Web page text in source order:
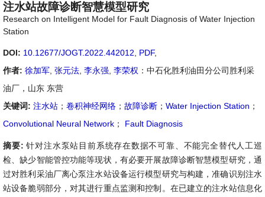
注水站故障诊断智慧模型研究
Research on Intelligent Model for Fault Diagnosis of Water Injection
Station
DOI: 10.12677/JOGT.2022.442012 PDF,
作者: 徐加军 张元法 李永强 李荣权 ：中石化胜利油田分公司胜利采
油厂，山东 东营
关键词: 注水站 ； 卷积神经网络 ； 故障诊断 ； Water Injection Station ；
Convolutional Neural Network ； Fault Diagnosis
摘要:针对注水泵站目前系统存在数据不可靠、不能完全替代人工巡
检、缺少智能管控功能等现状，有必要开展故障诊断智慧模型研究，通
过对胜利采油厂离心泵注水站设备运行模型研究与构建，准确识别注水
站设备脆弱部分，对其进行重点监测和控制。在已建立的注水站信息化